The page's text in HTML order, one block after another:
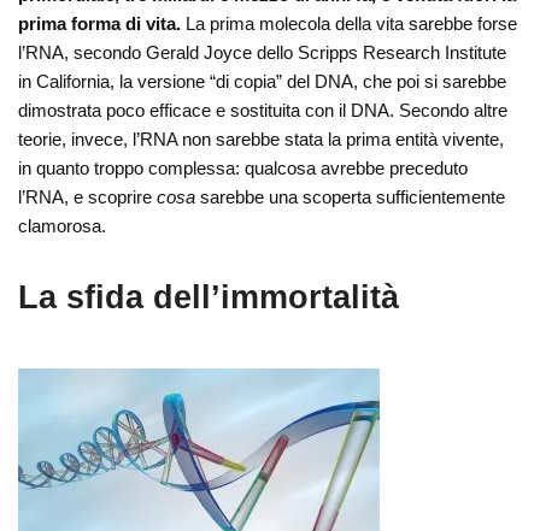
prima forma di vita. La prima molecola della vita sarebbe forse
l’RNA, secondo Gerald Joyce dello Scripps Research Institute
in California, la versione “di copia” del DNA, che poi si sarebbe
dimostrata poco efficace e sostituita con il DNA. Secondo altre
teorie, invece, l’RNA non sarebbe stata la prima entità vivente,
in quanto troppo complessa: qualcosa avrebbe preceduto
l’RNA, e scoprire cosa sarebbe una scoperta sufficientemente
clamorosa.
La sfida dell’immortalità